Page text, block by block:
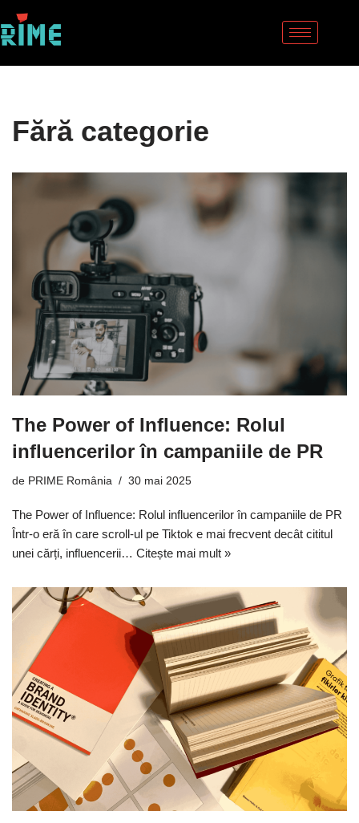
Sari
Fără categorie
The Power of Influence: Rolul
influencerilor în campaniile de PR
de PRIME România 30 mai 2025
The Power of Influence: Rolul influencerilor în campaniile de PR
Într-o eră în care scroll-ul pe Tiktok e mai frecvent decât cititul
unei cărți, influencerii… Citește mai mult »